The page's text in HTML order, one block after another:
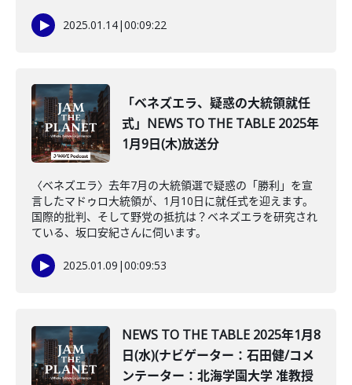
2025.01.14|00:09:22
「ベネズエラ、疑惑の大統領就任
式」NEWS TO THE TABLE 2025年
1月9日(木)放送分
〈ベネズエラ〉去年7月の大統領選で疑惑の「勝利」を宣
言したマドゥロ大統領が、1月10日に就任式を迎えます。
国際的批判、そして野党の抵抗は？ベネズエラを研究され
ている、坂口安紀さんに伺います。
2025.01.09 |00:09:53
NEWS TO THE TABLE 2025年1月8
日(水)(ナビゲーター：石田健/コメ
ンテーター：北海学園大学 准教授